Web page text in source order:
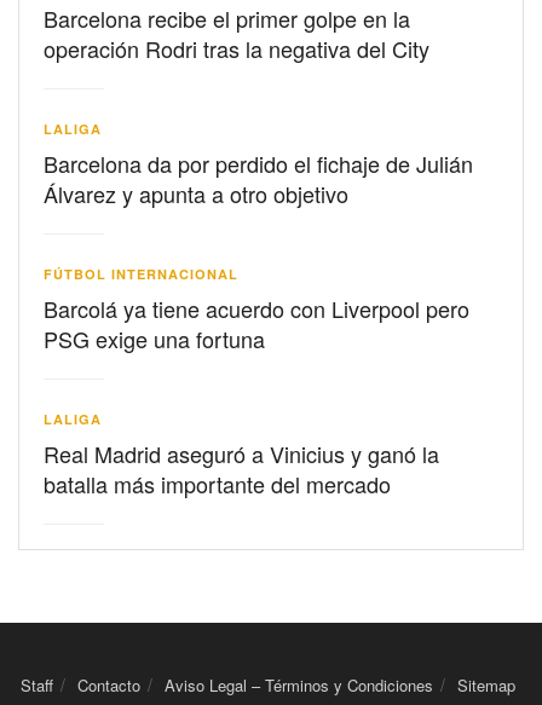
Barcelona recibe el primer golpe en la
operación Rodri tras la negativa del City
LALIGA
Barcelona da por perdido el fichaje de Julián
Álvarez y apunta a otro objetivo
FÚTBOL INTERNACIONAL
Barcolá ya tiene acuerdo con Liverpool pero
PSG exige una fortuna
LALIGA
Real Madrid aseguró a Vinicius y ganó la
batalla más importante del mercado
Staff Contacto Aviso Legal – Términos y Condiciones Sitemap